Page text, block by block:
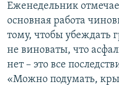
Еженедельник
основная работа
тому, чтобы убеждать
не виноваты, что
нет – это все
«Можно подумать,